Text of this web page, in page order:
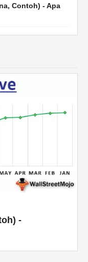
Contoh) - Apa
-